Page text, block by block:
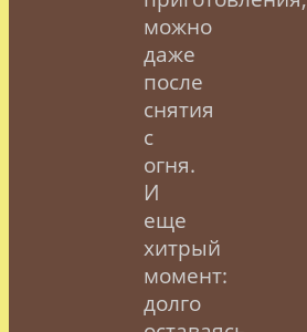
можно
даже
после
снятия
с
огня.
И
еще
хитрый
момент:
долго